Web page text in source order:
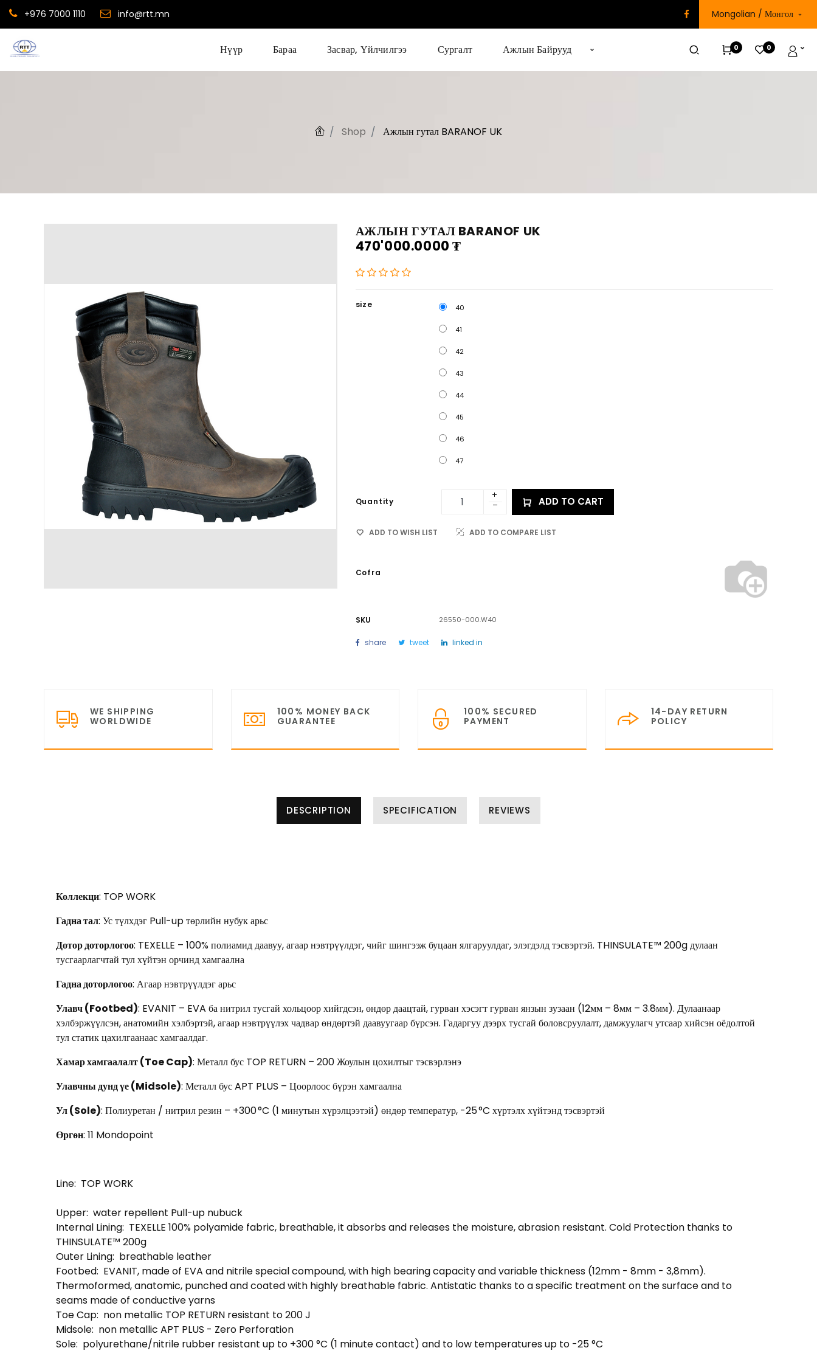
+976 7000 1110 info@rtt.mn Mongolian / Монгол
Нүүр Бараа Засвар, Үйлчилгээ Сургалт Ажлын Байрууд 0 0
Shop Ажлын гутал BARANOF UK
АЖЛЫН ГУТАЛ BARANOF UK
470'000.0000 ₮
size 40
41
42
43
44
45
46
47
Quantity ADD TO CART
ADD TO WISH LIST ADD TO COMPARE LIST
Cofra
SKU 26550-000.W40
share tweet linked in
WE SHIPPING
WORLDWIDE
100% MONEY BACK
GUARANTEE
100% SECURED
PAYMENT
14-DAY RETURN
POLICY
DESCRIPTION SPECIFICATION REVIEWS
Коллекци: TOP WORK
Гадна тал: Ус түлхдэг Pull-up төрлийн нубук арьс
Дотор доторлогоо: TEXELLE – 100% полиамид даавуу, агаар нэвтрүүлдэг, чийг шингээж буцаан ялгаруулдаг, элэгдэлд тэсвэртэй. THINSULATE™ 200g дулаан
тусгаарлагчтай тул хүйтэн орчинд хамгаална
Гадна доторлогоо: Агаар нэвтрүүлдэг арьс
Улавч (Footbed): EVANIT – EVA ба нитрил тусгай хольцоор хийгдсэн, өндөр даацтай, гурван хэсэгт гурван янзын зузаан (12мм – 8мм – 3.8мм). Дулаанаар
хэлбэржүүлсэн, анатомийн хэлбэртэй, агаар нэвтрүүлэх чадвар өндөртэй даавуугаар бүрсэн. Гадаргуу дээрх тусгай боловсруулалт, дамжуулагч утсаар хийсэн оёдолтой
тул статик цахилгаанаас хамгаалдаг.
Хамар хамгаалалт (Toe Cap): Металл бус TOP RETURN – 200 Жоулын цохилтыг тэсвэрлэнэ
Улавчны дунд үе (Midsole): Металл бус APT PLUS – Цоорлоос бүрэн хамгаална
Ул (Sole): Полиуретан / нитрил резин – +300 °C (1 минутын хүрэлцээтэй) өндөр температур, -25 °C хүртэлх хүйтэнд тэсвэртэй
Өргөн: 11 Mondopoint
Line: TOP WORK
Upper: water repellent Pull-up nubuck
Internal Lining: TEXELLE 100% polyamide fabric, breathable, it absorbs and releases the moisture, abrasion resistant. Cold Protection thanks to
THINSULATE™ 200g
Outer Lining: breathable leather
Footbed: EVANIT, made of EVA and nitrile special compound, with high bearing capacity and variable thickness (12mm - 8mm - 3,8mm).
Thermoformed, anatomic, punched and coated with highly breathable fabric. Antistatic thanks to a specific treatment on the surface and to
seams made of conductive yarns
Toe Cap: non metallic TOP RETURN resistant to 200 J
Midsole: non metallic APT PLUS - Zero Perforation
Sole: polyurethane/nitrile rubber resistant up to +300 °C (1 minute contact) and to low temperatures up to -25 °C